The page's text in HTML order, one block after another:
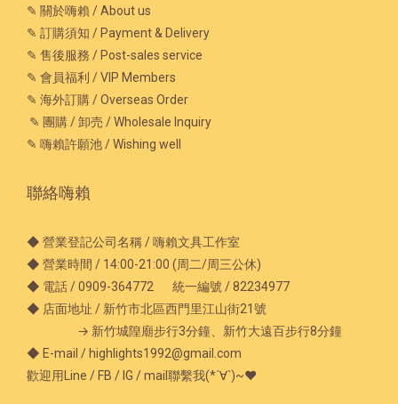
✎ 關於嗨賴 / About us
✎ 訂購須知 / Payment & Delivery
✎ 售後服務 / Post-sales service
✎ 會員福利 / VIP Members
✎ 海外訂購 / Overseas Order
✎ 團購 / 卸売 / Wholesale Inquiry
✎ 嗨賴許願池 / Wishing well
聯絡嗨賴
◆ 營業登記公司名稱 / 嗨賴文具工作室
◆ 營業時間 / 14:00-21:00 (周二/周三公休)
◆ 電話 / 0909-364772 統一編號 / 82234977
◆ 店面地址 / 新竹市北區西門里江山街21號
→ 新竹城隍廟步行3分鐘、新竹大遠百步行8分鐘
◆ E-mail / highlights1992@gmail.com
歡迎用Line / FB / IG / mail聯繫我(*´∀`)~♥